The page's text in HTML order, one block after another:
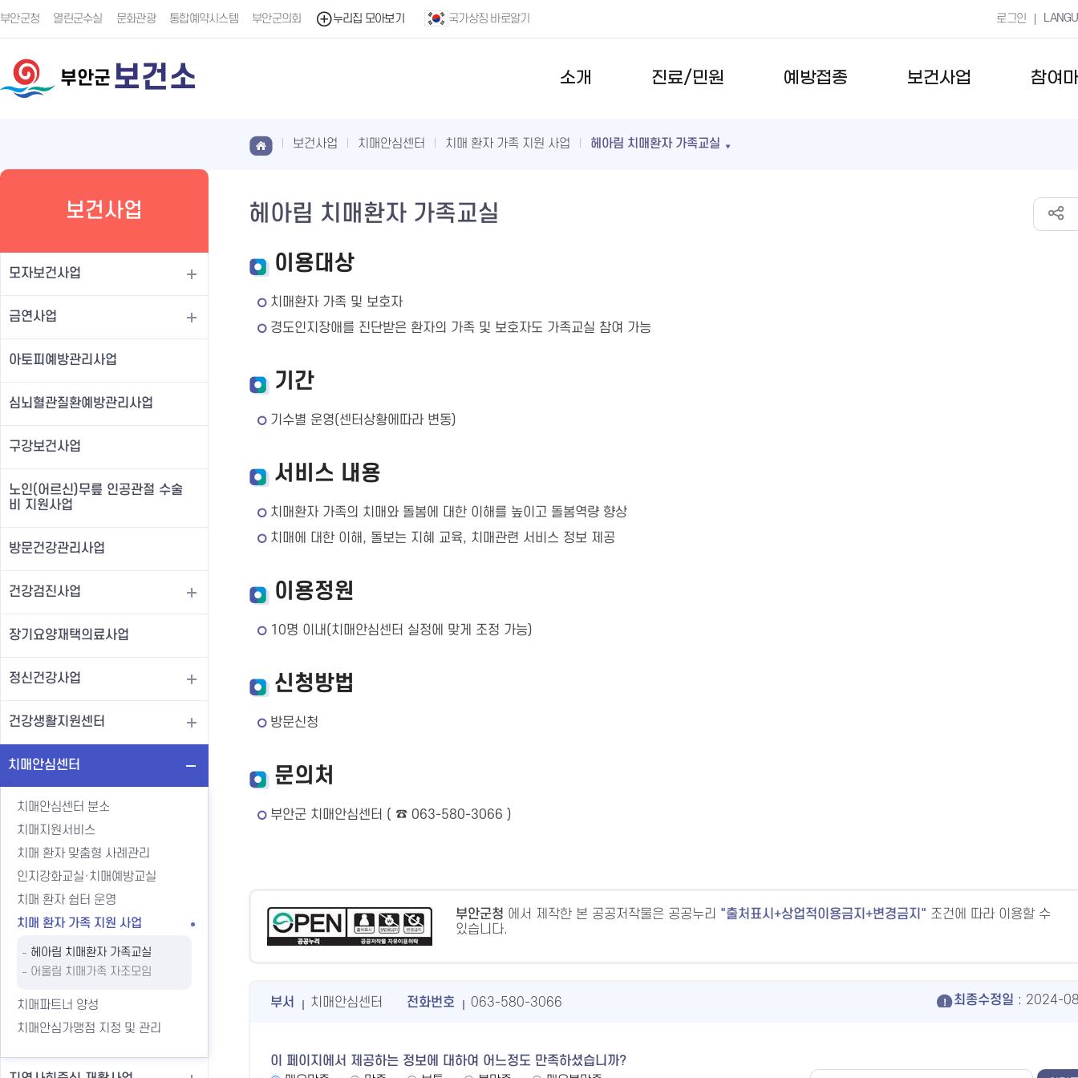
부안군청 열린군수실 문화관광 통합예약시스템 부안군의회 누리집 모아보기 국가상징 바로알기 로그인
부안군 보건소 소개 진료/민원 예방접종 보건사업 참여
보건사업
모자보건사업
금연사업
아토피예방관리사업
심뇌혈관질환예방관리사업
구강보건사업
노인(어르신)무릎 인공관절 수술
비 지원사업
방문건강관리사업
건강검진사업
장기요양재택의료사업
정신건강사업
건강생활지원센터
치매안심센터
치매안심센터 분소
치매지원서비스
치매 환자 맞춤형 사례관리
인지강화교실·치매예방교실
치매 환자 쉼터 운영
치매 환자 가족 지원 사업
헤아림 치매환자 가족교실
어울림 치매가족 자조모임
치매파트너 양성
치매안심가맹점 지정 및 관리
보건사업 치매안심센터 치매 환자 가족 지원 사업 헤아림 치매환자 가족교실
헤아림 치매환자 가족교실
이용대상
치매환자 가족 및 보호자
경도인지장애를 진단받은 환자의 가족 및 보호자도 가족교실 참여 가능
기간
기수별 운영(센터상황에따라 변동)
서비스 내용
치매환자 가족의 치매와 돌봄에 대한 이해를 높이고 돌봄역량 향상
치매에 대한 이해, 돌보는 지혜 교육, 치매관련 서비스 정보 제공
이용정원
10명 이내(치매안심센터 실정에 맞게 조정 가능)
신청방법
방문신청
문의처
부안군 치매안심센터 ( ☎ 063-580-3066 )
부안군청 에서 제작한 본 공공저작물은 공공누리 출처표시+상업적이용금지+변경금지
조건에 따라 이용할 수
있습니다.
부서 치매안심센터 전화번호 063-580-3066 최종수정일 : 2024-
이 페이지에서 제공하는 정보에 대하여 어느정도 만족하셨습니까?